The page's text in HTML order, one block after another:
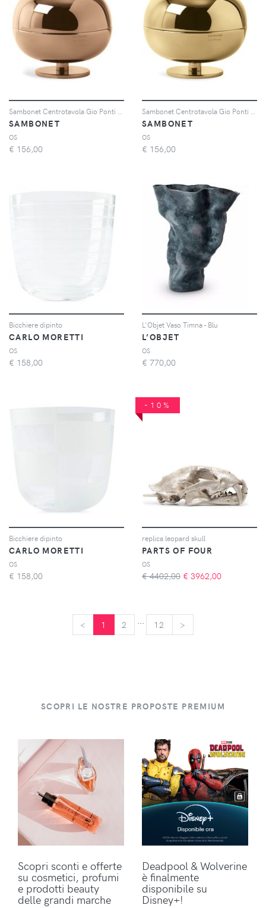
SAMBONET
OS
€ 156,00
SAMBONET
OS
€ 156,00
Bicchiere dipinto
CARLO MORETTI
OS
€ 158,00
L'Objet Vaso Timna - Blu
L’OBJET
OS
€ 770,00
Bicchiere dipinto
CARLO MORETTI
OS
€ 158,00
-10%
replica leopard skull
PARTS OF FOUR
OS
€ 4402,00 € 3962,00
< 1 2 ... 12 >
SCOPRI LE NOSTRE PROPOSTE PREMIUM
Scopri sconti e offerte
su cosmetici, profumi
e prodotti beauty
delle grandi marche
Deadpool & Wolverine
è finalmente
disponibile su
Disney+!